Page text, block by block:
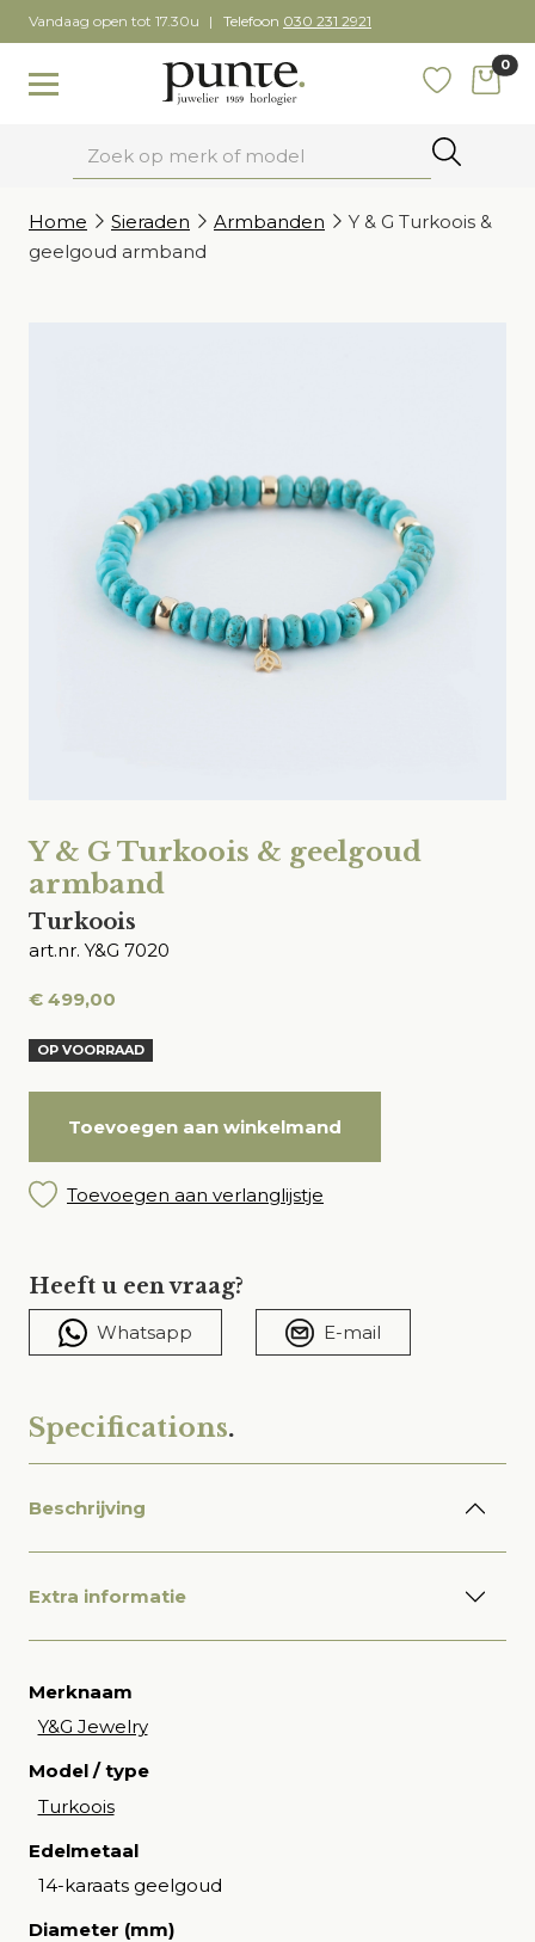
Skip
to
content
Vandaag open tot 17.30u Telefoon 030 231 2921
Toggle navigation
0
Home
Sieraden Armbanden
Y & G Turkoois &
geelgoud armband
Y & G Turkoois & geelgoud
armband
Turkoois
art.nr. Y&G 7020
€ 499,00
OP VOORRAAD
Toevoegen aan winkelmand
Toevoegen aan verlanglijstje
Heeft u een vraag?
Whatsapp E-mail
Specifications.
Beschrijving
Extra informatie
Merknaam
Y&G Jewelry
Model / type
Turkoois
Edelmetaal
14-karaats geelgoud
Diameter (mm)